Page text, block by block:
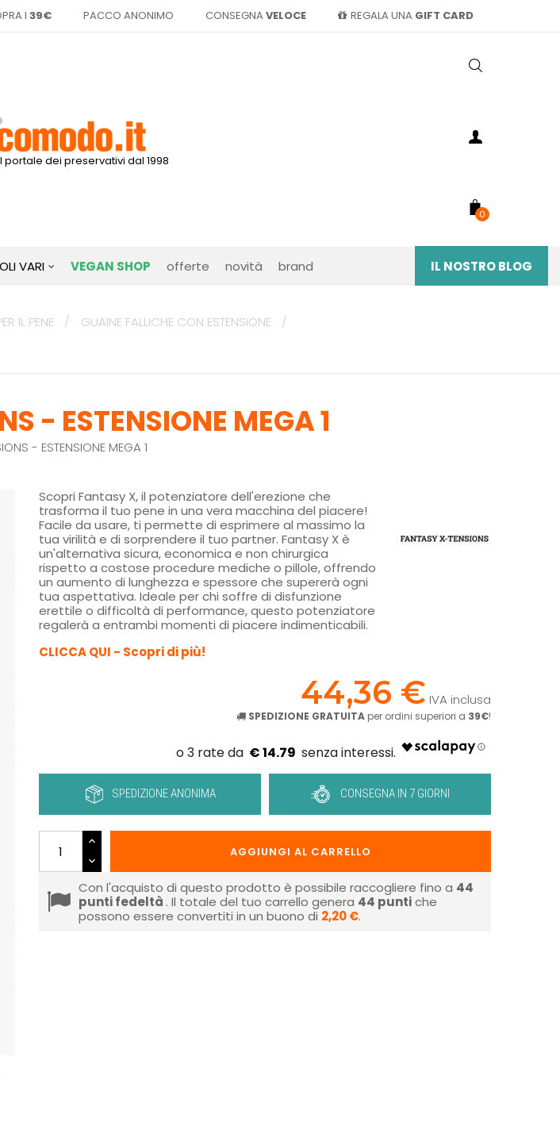
I 39€ PACCO ANONIMO CONSEGNA VELOCE REGALA UNA GIFT CARD
portale dei preservativi dal 1998
0
VARI VEGAN SHOP offerte novità brand IL NOSTRO BLOG
IL PENE
GUAINE FALLICHE CON ESTENSIONE
- ESTENSIONE MEGA 1
- ESTENSIONE MEGA 1
Scopri Fantasy X, il potenziatore dell'erezione che
trasforma il tuo pene in una vera macchina del piacere!
Facile da usare, ti permette di esprimere al massimo la
tua virilità e di sorprendere il tuo partner. Fantasy X è
un'alternativa sicura, economica e non chirurgica
rispetto a costose procedure mediche o pillole, offrendo
un aumento di lunghezza e spessore che supererà ogni
tua aspettativa. Ideale per chi soffre di disfunzione
erettile o difficoltà di performance, questo potenziatore
regalerà a entrambi momenti di piacere indimenticabili.
CLICCA QUI - Scopri di più!
44,36 € IVA inclusa
SPEDIZIONE GRATUITA per ordini superiori a 39€!
€ 14.79
SPEDIZIONE ANONIMA CONSEGNA IN 7 GIORNI
AGGIUNGI AL CARRELLO
Con l'acquisto di questo prodotto è possibile raccogliere fino a 44
punti fedeltà . Il totale del tuo carrello genera 44 puntiche
possono essere convertiti in un buono di 2,20 €.